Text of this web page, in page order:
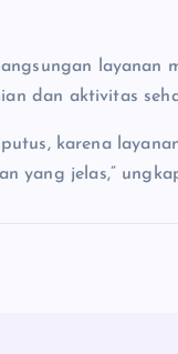
layanan
dan aktivitas
karena
yang jelas,”